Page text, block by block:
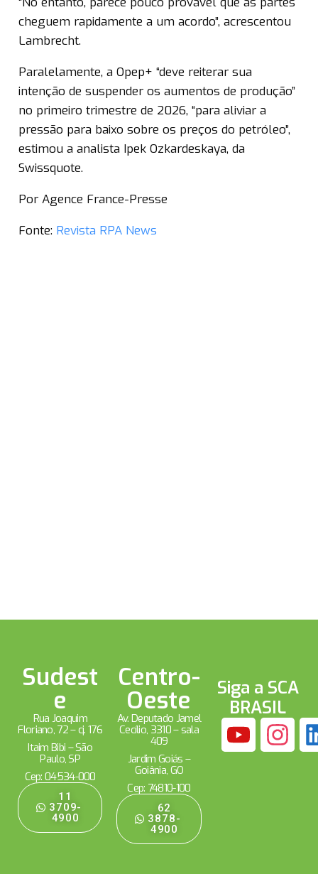
cheguem rapidamente a um acordo”, acrescentou
Lambrecht.
Paralelamente, a Opep+ “deve reiterar sua
intenção de suspender os aumentos de produção”
no primeiro trimestre de 2026, “para aliviar a
pressão para baixo sobre os preços do petróleo”,
estimou a analista Ipek Ozkardeskaya, da
Swissquote.
Por Agence France-Presse
Fonte: Revista RPA News
Sudest
e
Rua Joaquim
Floriano, 72 – cj. 176
Itaim Bibi – São
Paulo, SP
Cep: 04534-000
11
3709-
4900
Centro-
Oeste
Av. Deputado Jamel
Cecílio, 3310 – sala
409
Jardim Goiás –
Goiânia, GO
Cep: 74810-100
62
3878-
4900
Siga a SCA
BRASIL